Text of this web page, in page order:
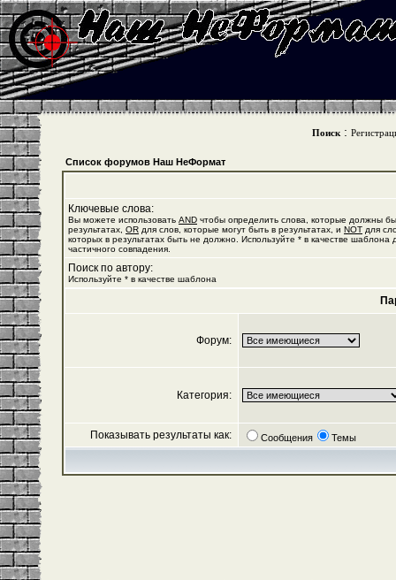
Поиск :
Список форумов Наш НеФормат
Ключевые слова:
Вы можете использовать AND чтобы определить слова, которые должны
результатах, OR для слов, которые могут быть в результатах, и NOT для
которых в результатах быть не должно. Используйте * в качестве шаблона
частичного совпадения.
Поиск по автору:
Используйте * в качестве шаблона
Форум:
Категория:
Показывать результаты как: Сообщения Темы